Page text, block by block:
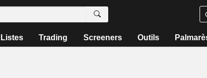
Listes Trading Screeners Outils